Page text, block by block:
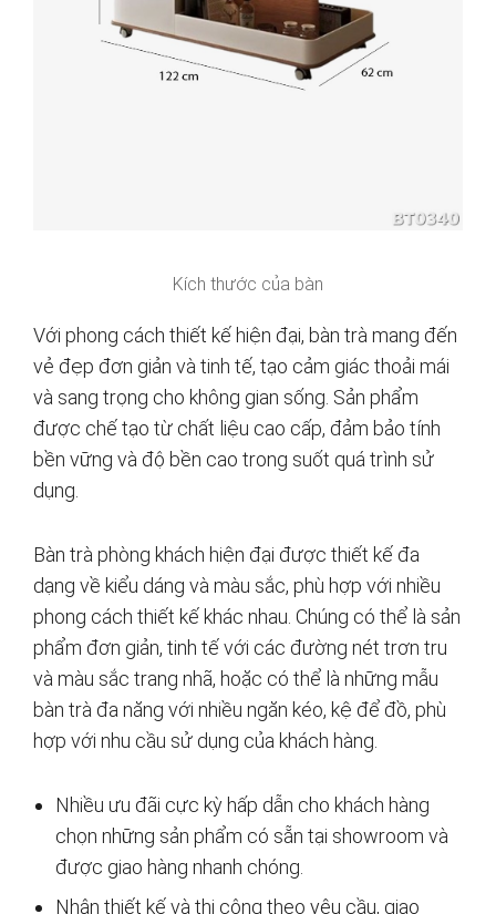
Kích thước của bàn
Với phong cách thiết kế hiện đại, bàn trà mang đến
vẻ đẹp đơn giản và tinh tế, tạo cảm giác thoải mái
và sang trọng cho không gian sống. Sản phẩm
được chế tạo từ chất liệu cao cấp, đảm bảo tính
bền vững và độ bền cao trong suốt quá trình sử
dụng.
Bàn trà phòng khách hiện đại được thiết kế đa
dạng về kiểu dáng và màu sắc, phù hợp với nhiều
phong cách thiết kế khác nhau. Chúng có thể là sản
phẩm đơn giản, tinh tế với các đường nét trơn tru
và màu sắc trang nhã, hoặc có thể là những mẫu
bàn trà đa năng với nhiều ngăn kéo, kệ để đồ, phù
hợp với nhu cầu sử dụng của khách hàng.
Nhiều ưu đãi cực kỳ hấp dẫn cho khách hàng
chọn những sản phẩm có sẵn tại showroom và
được giao hàng nhanh chóng.
Nhận thiết kế và thi công theo yêu cầu, giao